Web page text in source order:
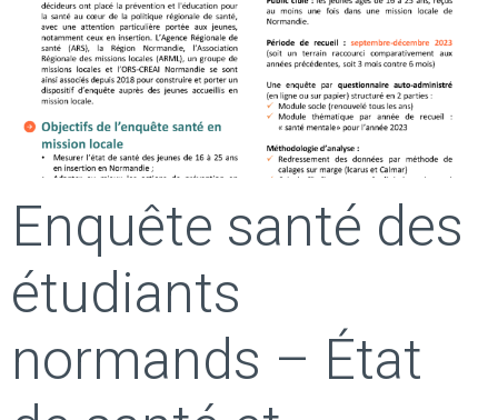
Enquête santé des
étudiants
normands – État